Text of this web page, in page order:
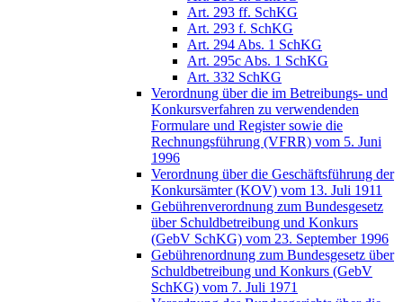
Art. 293 ff. SchKG
Art. 293 f. SchKG
Art. 294 Abs. 1 SchKG
Art. 295c Abs. 1 SchKG
Art. 332 SchKG
Verordnung über die im Betreibungs- und
Konkursverfahren zu verwendenden
Formulare und Register sowie die
Rechnungsführung (VFRR) vom 5. Juni
1996
Verordnung über die Geschäftsführung der
Konkursämter (KOV) vom 13. Juli 1911
Gebührenverordnung zum Bundesgesetz
über Schuldbetreibung und Konkurs
(GebV SchKG) vom 23. September 1996
Gebührenordnung zum Bundesgesetz über
Schuldbetreibung und Konkurs (GebV
SchKG) vom 7. Juli 1971